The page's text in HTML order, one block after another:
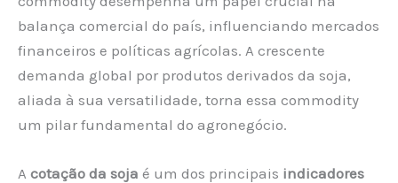
balança comercial do país, influenciando mercados
financeiros e políticas agrícolas. A crescente
demanda global por produtos derivados da soja,
aliada à sua versatilidade, torna essa commodity
um pilar fundamental do agronegócio.
A cotação da soja é um dos principais indicadores